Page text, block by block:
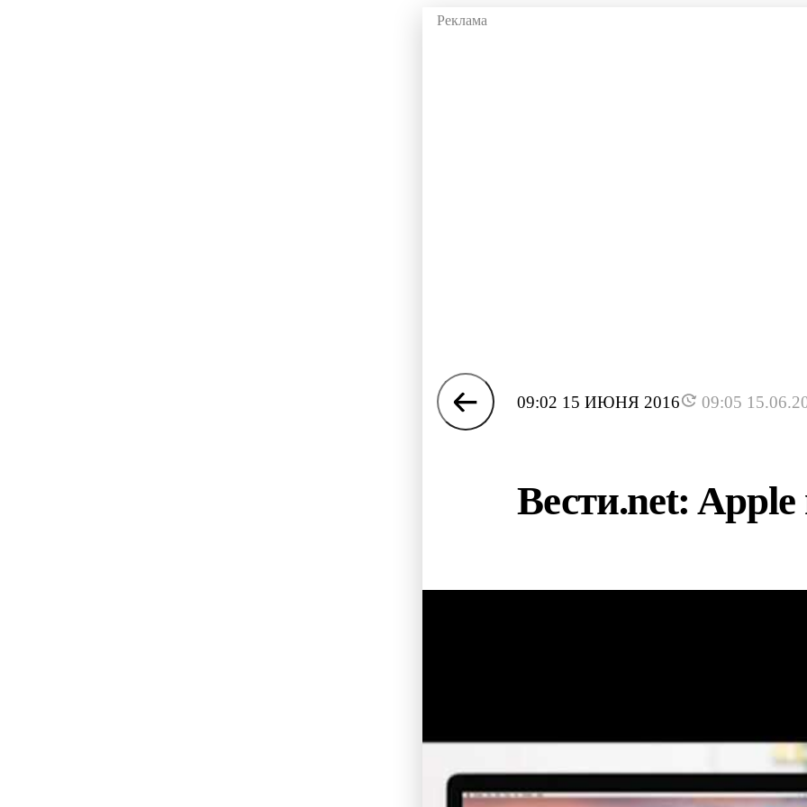
09:02 15 ИЮНЯ 2016 09:05
Вести.net: